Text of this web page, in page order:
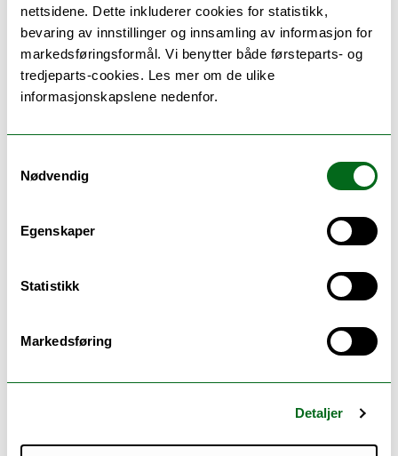
nettsidene. Dette inkluderer cookies for statistikk,
bevaring av innstillinger og innsamling av informasjon for
markedsføringsformål. Vi benytter både førsteparts- og
tredjeparts-cookies. Les mer om de ulike
informasjonskapslene nedenfor.
Nødvendig
Egenskaper
Statistikk
Markedsføring
Detaljer
Bjørkedal, Espen
Nestleder utdanning
Forskningsgruppe for kognitiv nevrovitenskap
Det helsevitenskapelige fakultet
espen.bjorkedal@uit.no
Teorifagbygget Hus 5 5666
Breivik, Camilla
Institutt for psykologi
camilla.breivik@uit.no